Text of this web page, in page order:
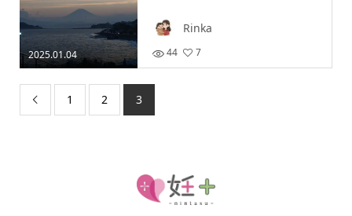
2025.01.04
Rinka
44 7
 1 2 3